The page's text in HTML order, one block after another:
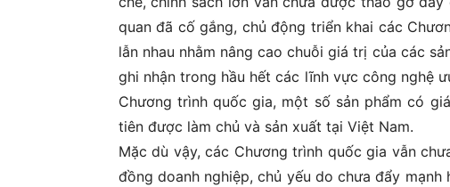
quan đã cố gắng, chủ động triển khai các
lẫn nhau nhằm nâng cao chuỗi giá trị của các
ghi nhận trong hầu hết các lĩnh vực công nghệ
Chương trình quốc gia, một số sản phẩm có
tiên được làm chủ và sản xuất tại Việt Nam.
Mặc dù vậy, các Chương trình quốc gia vẫn
đồng doanh nghiệp, chủ yếu do chưa đẩy